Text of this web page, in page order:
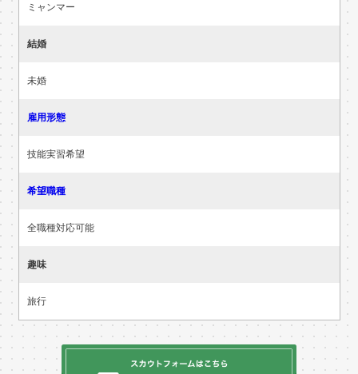
ミャンマー
結婚
未婚
雇用形態
技能実習希望
希望職種
全職種対応可能
趣味
旅行